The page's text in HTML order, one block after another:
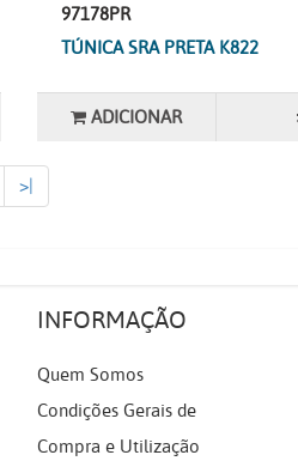
97178PR
TÚNICA SRA PRETA K822
ADICIONAR
>|
INFORMAÇÃO
Quem Somos
Condições Gerais de
Compra e Utilização